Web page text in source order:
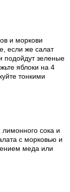
и моркови
если же салат
подойдут зеленые
яблоки на 4
тонкими
лимонного сока и
с морковью и
меда или